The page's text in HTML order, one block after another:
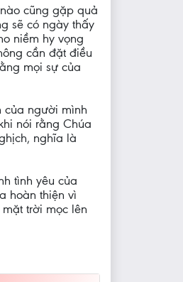
cũng gặp quả
sẽ có ngày thấy
niềm hy vọng
cần đặt điều
mọi sự của
của người mình
nói rằng Chúa
nghĩa là
tình yêu của
hoàn thiện vì
trời mọc lên